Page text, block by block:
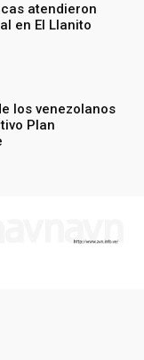
atendieron
en El Llanito
los venezolanos
Plan